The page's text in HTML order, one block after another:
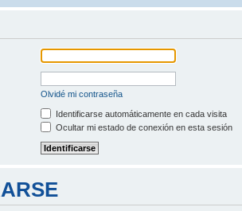
Olvidé mi contraseña
Identificarse automáticamente en cada visita
Ocultar mi estado de conexión en esta sesión